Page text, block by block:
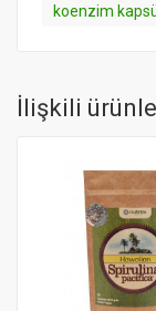
koenzim
İlişkili